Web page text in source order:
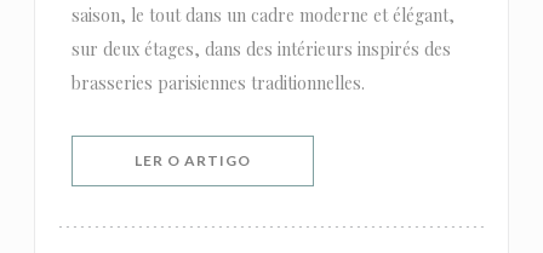
saison, le tout dans un cadre moderne et élégant,
sur deux étages, dans des intérieurs inspirés des
brasseries parisiennes traditionnelles.
LER O ARTIGO((ABRE NUMA NOVA JANELA))